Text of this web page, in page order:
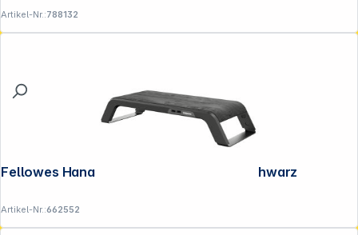
Artikel-Nr.:788132
Fellowes Hana Monitor Ständer 230V schwarz
Artikel-Nr.:662552